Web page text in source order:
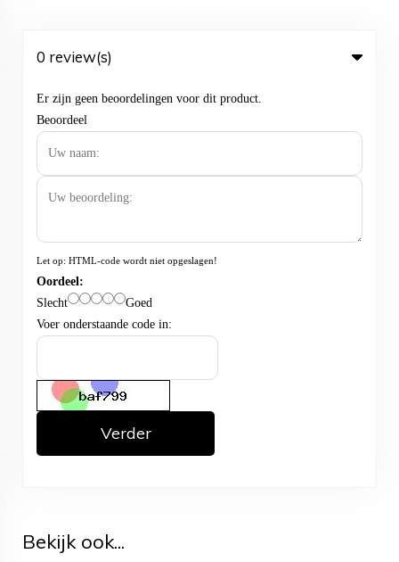
0 review(s)
Er zijn geen beoordelingen voor dit product.
Beoordeel
Let op: HTML-code wordt niet opgeslagen!
Oordeel:
Slecht
Goed
Voer onderstaande code in:
Verder
Bekijk ook...